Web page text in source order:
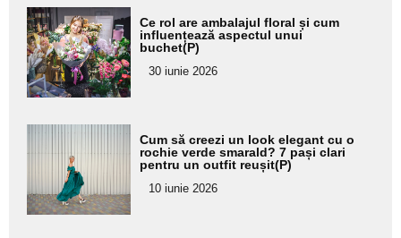
Adaugă
aici textul
pentru
subtitlu
Ce rol are ambalajul floral și cum
influențează aspectul unui
buchet(P)
30 iunie 2026
Adaugă
aici textul
pentru
subtitlu
Cum să creezi un look elegant cu o
rochie verde smarald? 7 pași clari
pentru un outfit reușit(P)
10 iunie 2026